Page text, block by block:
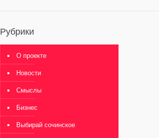
Рубрики
О проекте
Новости
Смыслы
Бизнес
Выбирай сочинское